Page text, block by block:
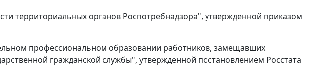
территориальных органов Роспотребнадзора", утвержденной приказом
профессиональном образовании работников, замещавших
гражданской службы", утвержденной постановлением Росстата